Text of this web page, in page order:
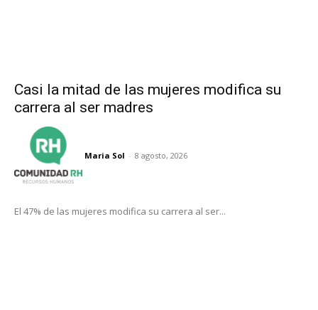
Casi la mitad de las mujeres modifica su
carrera al ser madres
Maria Sol - 8 agosto, 2026
El 47% de las mujeres modifica su carrera al ser...